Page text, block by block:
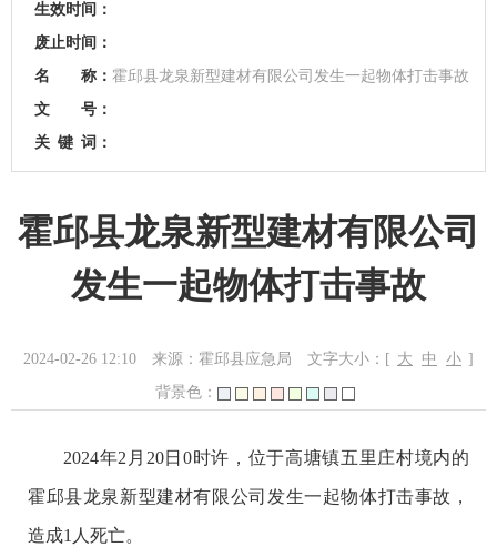
生效时间：
废止时间：
名 称： 霍邱县龙泉新型建材有限公司发生一起物体打击事故
文 号：
关 键 词：
霍邱县龙泉新型建材有限公司
发生一起物体打击事故
2024-02-26 12:10 来源：霍邱县应急局 文字大小：[ 大 中 小 ]
背景色：
2024年2月20日0时许，位于高塘镇五里庄村境内的
霍邱县龙泉新型建材有限公司发生一起物体打击事故，
造成1人死亡。